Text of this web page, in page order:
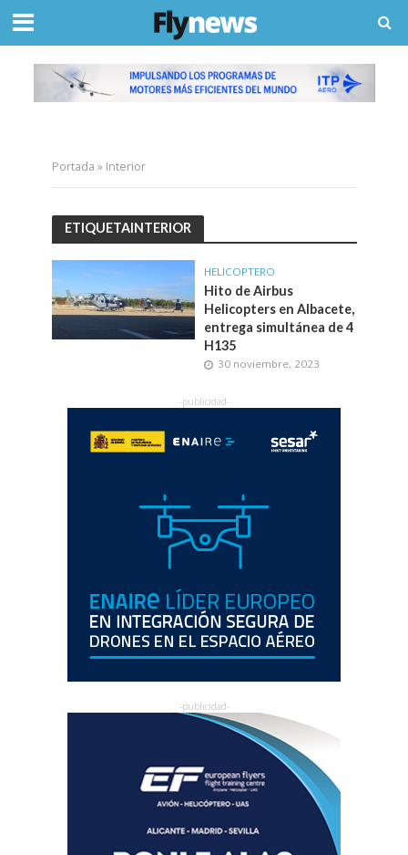
Portada » Interior
ETIQUETAINTERIOR
HELICOPTERO
Hito de Airbus
Helicopters en Albacete,
entrega simultánea de 4
H135
30 noviembre, 2023